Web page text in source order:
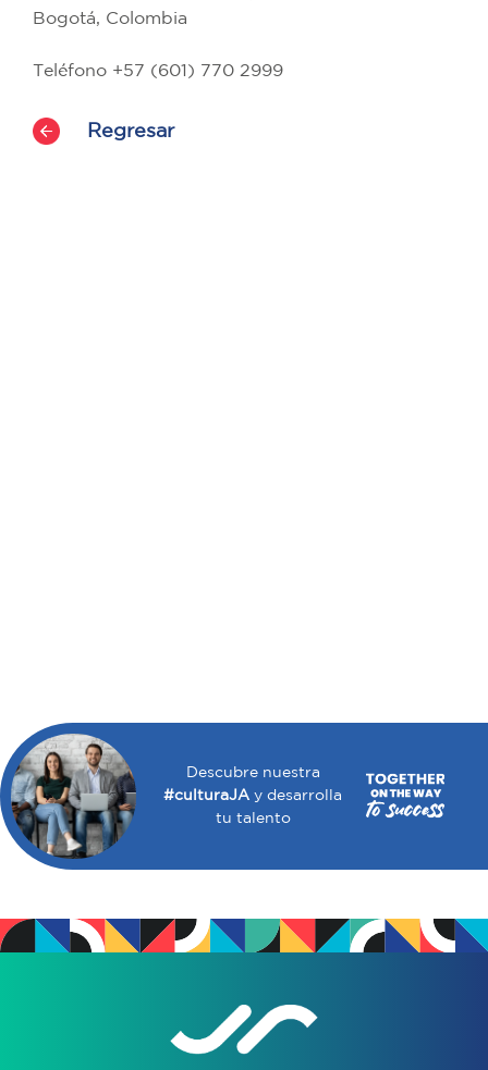
Bogotá, Colombia
Teléfono +57 (601) 770 2999
Regresar
Descubre nuestra
#culturaJA y desarrolla
tu talento